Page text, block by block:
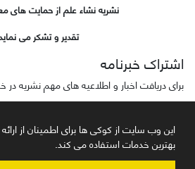
این وب سایت از کوکی ها برای اطمینان از ارائه
بهترین خدمات استفاده می کند.
نشریه نشاء علم از حمایت های
تقدیر و تشکر می
اشتراک خبرنامه
برای دریافت اخبار و اطلاعیه های مهم نشریه